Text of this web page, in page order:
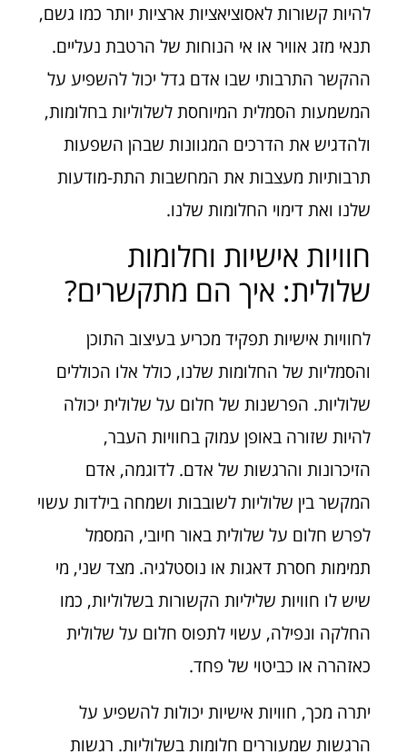
להיות קשורות לאסוציאציות ארציות יותר כמו גשם,
תנאי מזג אוויר או אי הנוחות של הרטבת נעליים.
ההקשר התרבותי שבו אדם גדל יכול להשפיע על
המשמעות הסמלית המיוחסת לשלוליות בחלומות,
ולהדגיש את הדרכים המגוונות שבהן השפעות
תרבותיות מעצבות את המחשבות התת-מודעות
שלנו ואת דימוי החלומות שלנו.
חוויות אישיות וחלומות
שלולית: איך הם מתקשרים?
לחוויות אישיות תפקיד מכריע בעיצוב התוכן
והסמליות של החלומות שלנו, כולל אלו הכוללים
שלוליות. הפרשנות של חלום על שלולית יכולה
להיות שזורה באופן עמוק בחוויות העבר,
הזיכרונות והרגשות של אדם. לדוגמה, אדם
המקשר בין שלוליות לשובבות ושמחה בילדות עשוי
לפרש חלום על שלולית באור חיובי, המסמל
תמימות חסרת דאגות או נוסטלגיה. מצד שני, מי
שיש לו חוויות שליליות הקשורות בשלוליות, כמו
החלקה ונפילה, עשוי לתפוס חלום על שלולית
כאזהרה או כביטוי של פחד.
יתרה מכך, חוויות אישיות יכולות להשפיע על
הרגשות שמעוררים חלומות בשלוליות. רגשות